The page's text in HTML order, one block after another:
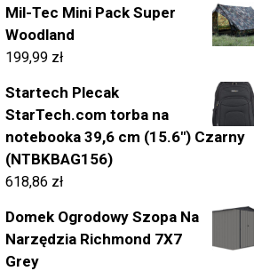
Mil-Tec Mini Pack Super
Woodland
199,99 zł
Startech Plecak
StarTech.com torba na
notebooka 39,6 cm (15.6") Czarny
(NTBKBAG156)
618,86 zł
Domek Ogrodowy Szopa Na
Narzędzia Richmond 7X7
Grey